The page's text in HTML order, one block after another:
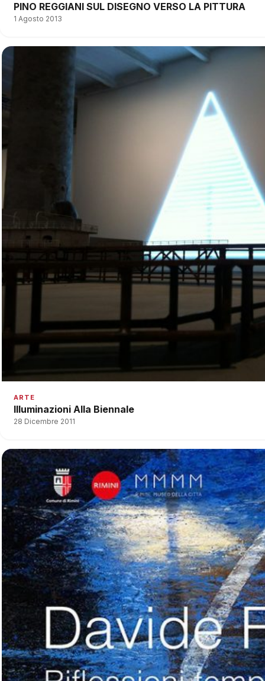
PINO REGGIANI SUL DISEGNO VERSO LA PITTURA
1 Agosto 2013
ARTE
Illuminazioni Alla Biennale
28 Dicembre 2011